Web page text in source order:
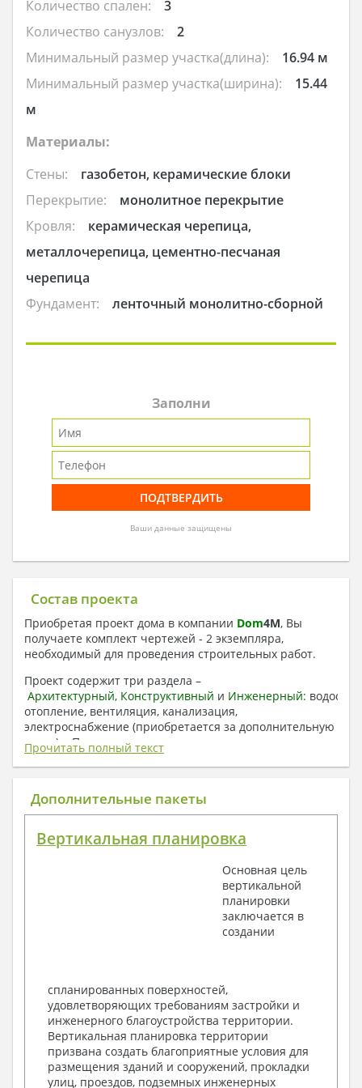
Количество спален:
3
Количество санузлов:
2
Минимальный размер участка(длина):
16.94 м
Минимальный размер участка(ширина):
15.44
м
Материалы:
Стены:
газобетон, керамические блоки
Перекрытие:
монолитное перекрытие
Кровля:
керамическая черепица,
металлочерепица, цементно-песчаная
черепица
Фундамент:
ленточный монолитно-сборной
Заполни
Ваши данные защищены
Состав проекта
Приобретая проект дома в компании Dom4M, Вы
получаете комплект чертежей - 2 экземпляра,
необходимый для проведения строительных работ.
Проект содержит три раздела –
Архитектурный, Конструктивный и Инженерный:
отопление, вентиляция, канализация,
электроснабжение (приобретается за дополнительную
плату) + Пояснительная записка.
1. Архитектурный раздел:
Общие данные по проекту
Поэтажные маркировочные планы с
Разрезы и состав конструкций
Фасады с ведомостью внешних отделок
Элементы проемов – спецификация
Ведомость перемычек – сечения и
Архитектурные узлы в конструкциях
2. Конструктивный раздел:
Общие данные по проекту
Схемы расположения и расчеты фундаментов
Элементы каркаса – схемы расположения
Прочитать полный текст
Дополнительные пакеты
Вертикальная планировка
Основная цель
вертикальной
планировки
заключается в
создании
спланированных поверхностей,
удовлетворяющих требованиям застройки и
инженерного благоустройства территории.
Вертикальная планировка территории
призвана создать благоприятные условия для
размещения зданий и сооружений, прокладки
улиц, проездов, подземных инженерных